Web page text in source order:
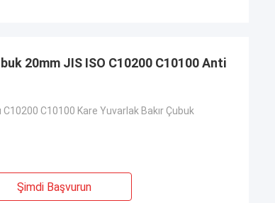
20mm JIS ISO C10200 C10100 Anti
C10100 Kare Yuvarlak Bakır Çubuk
Şimdi Başvurun